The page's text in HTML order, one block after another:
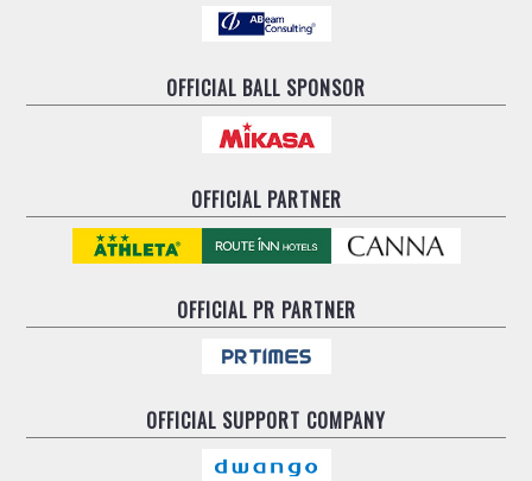
OFFICIAL BALL SPONSOR
OFFICIAL PARTNER
OFFICIALPR PARTNER
OFFICIAL SUPPORT COMPANY